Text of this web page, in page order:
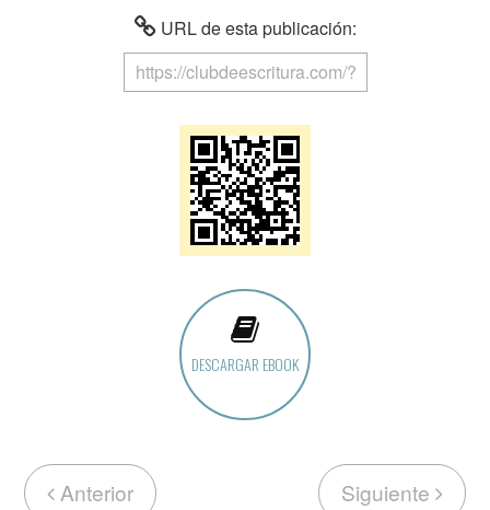
URL de esta publicación:
DESCARGAR EBOOK
Anterior Siguiente